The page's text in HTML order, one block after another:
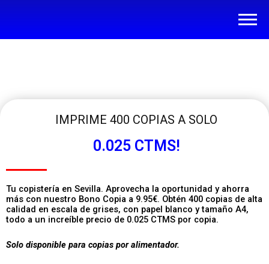
IMPRIME 400 COPIAS A SOLO
0.025 CTMS!
Tu copistería en Sevilla. Aprovecha la oportunidad y ahorra
más con nuestro Bono Copia a 9.95€. Obtén 400 copias de alta
calidad en escala de grises, con papel blanco y tamaño A4,
todo a un increíble precio de 0.025 CTMS por copia.
Solo disponible para copias por alimentador.